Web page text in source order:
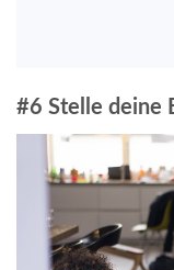
#6 Stelle deine